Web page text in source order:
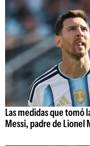
Las medidas que tomó
Messi, padre de Lionel